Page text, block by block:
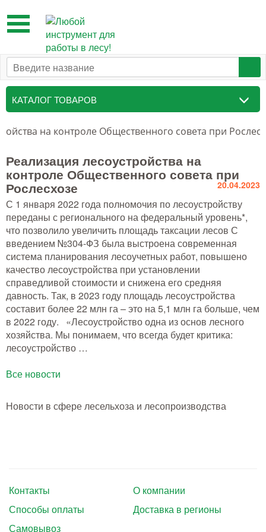
Toggle
navigation
КАТАЛОГ ТОВАРОВ
Таксационный инструмент
Маркировочные средства
Бензоинструмент и
принадлежности
Инструмент лесоруба
Аншлаги противопожарные, панно
аренды, знаки
Тушение лесных пожаров
Одежда для работы в лесу
Снаряжение лесника и егеря
на контроле Общественного совета при
Реализация лесоустройства на
контроле Общественного совета при
Рослесхозе 20.04.2023
С 1 января 2022 года полномочия по лесоустройству
переданы с регионального на федеральный уровень*,
что позволило увеличить площадь таксации лесов С
введением №304-ФЗ была выстроена современная
система планирования лесоучетных работ, повышено
качество лесоустройства при установлении
справедливой стоимости и снижена его средняя
давность. Так, в 2023 году площадь лесоустройства
составит более 22 млн га – это на 5,1 млн га больше, чем
в 2022 году. «Лесоустройство одна из основ лесного
хозяйства. Мы понимаем, что всегда будет критика:
лесоустройство …
Все новости
Новости в сфере лесельхоза и лесопроизводства
Контакты
О компании
Способы оплаты
Доставка в регионы
Самовывоз